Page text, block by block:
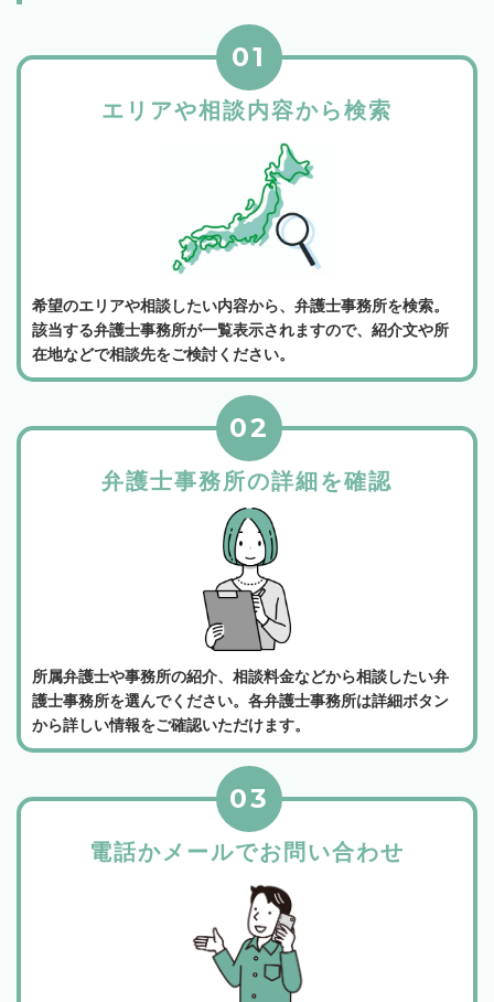
エリアや相談内容から検索
01
希望のエリアや相談したい内容から、弁護士事務所を検索。
該当する弁護士事務所が一覧表示されますので、紹介文や所
在地などで相談先をご検討ください。
弁護士事務所の詳細を確認
02
所属弁護士や事務所の紹介、相談料金などから相談したい弁
護士事務所を選んでください。各弁護士事務所は詳細ボタン
から詳しい情報をご確認いただけます。
電話かメールでお問い合わせ
03